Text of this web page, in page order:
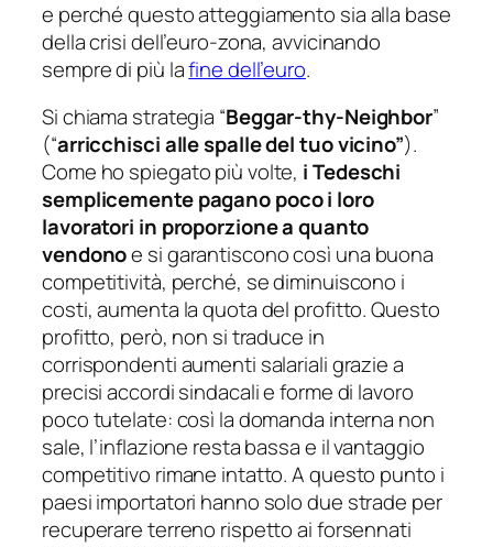
e perché questo atteggiamento sia alla base
della crisi dell’euro-zona, avvicinando
sempre di più lafine dell’euro.
Si chiama strategia “Beggar-thy-Neighbor”
(“arricchisci alle spalle del tuo vicino”).
Come ho spiegato più volte, i Tedeschi
semplicemente paganopocoi loro
lavoratori in proporzione a quanto
vendonoe si garantiscono così una buona
competitività, perché, se diminuiscono i
costi, aumenta la quota del profitto. Questo
profitto, però, non si traduce in
corrispondenti aumenti salariali grazie a
precisi accordi sindacali e forme di lavoro
poco tutelate: così la domanda interna non
sale, l’inflazione resta bassa e il vantaggio
competitivo rimane intatto. A questo punto i
paesi importatori hanno solo due strade per
recuperare terreno rispetto ai forsennati